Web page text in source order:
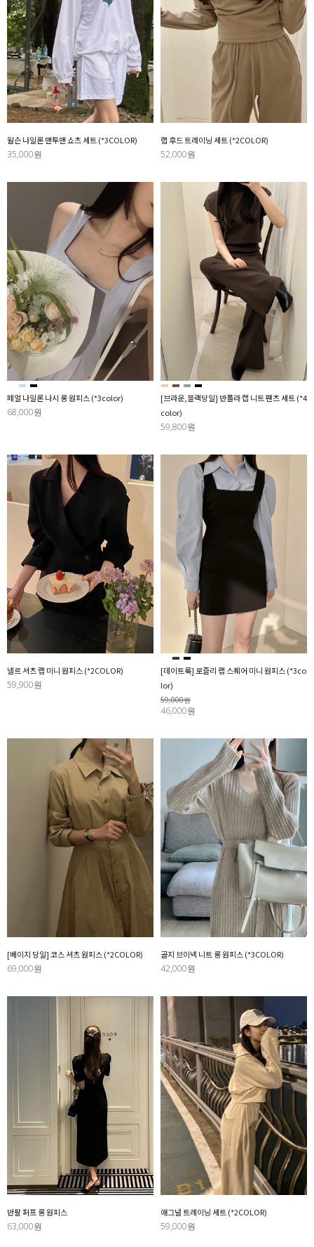
윌슨 나일론 맨투맨 쇼츠 세트 (*3COLOR)
35,000원
랩 후드 트레이닝 세트 (*2COLOR)
52,000원
페얼 나일론 나시 롱 원피스 (*3color)
68,000원
[브라운,블랙당일] 반폴라 캡 니트 팬츠 세트 (*4
color)
59,800원
넬르 셔츠 랩 미니 원피스 (*2COLOR)
59,900원
[데이트룩] 로즐리 랩 스퀘어 미니 원피스 (*3co
lor)
59,000원
46,000원
[베이지 당일] 코스 셔츠 원피스 (*2COLOR)
69,000원
골지 브이넥 니트 롱 원피스 (*3COLOR)
42,000원
반팔 퍼프 롱 원피스
63,000원
애그널 트레이닝 세트 (*2COLOR)
59,000원